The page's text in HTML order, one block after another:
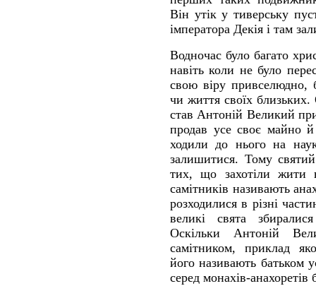
Він утік у тиверську
імператора Декія і там
Водночас було багато
навіть коли не було
свою віру привселюдно,
чи життя своїх
став Антоній Великий
продав усе своє майно
ходили до нього на
залишитися. Тому
тих, що захотіли жити
самітників називають
розходилися в різні
великі свята
Оскільки Антоній
самітником, приклад
його називають батьком
серед монахів-